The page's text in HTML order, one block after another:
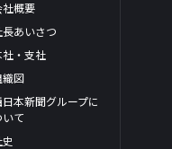
社概要
長あいさつ
社・支社
織図
日本新聞グループに
いて